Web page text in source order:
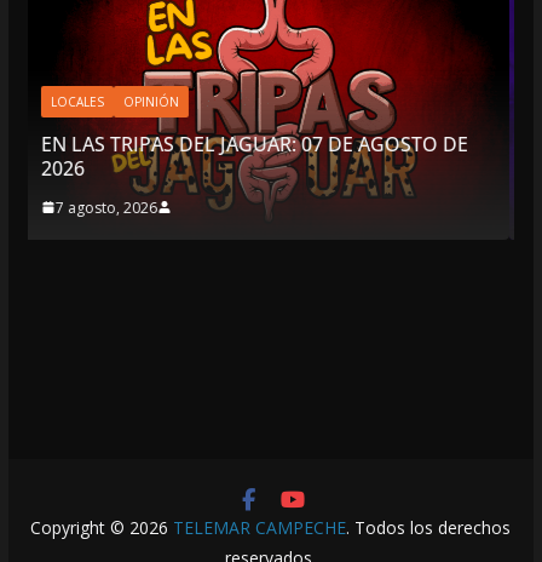
07 DE AGOSTO DE
LOCALES OPINIÓN
LUJOS SUBSIDIADOS
Copyright © 2026 TELEMAR CAMPECHE. Todos los derechos
reservados.